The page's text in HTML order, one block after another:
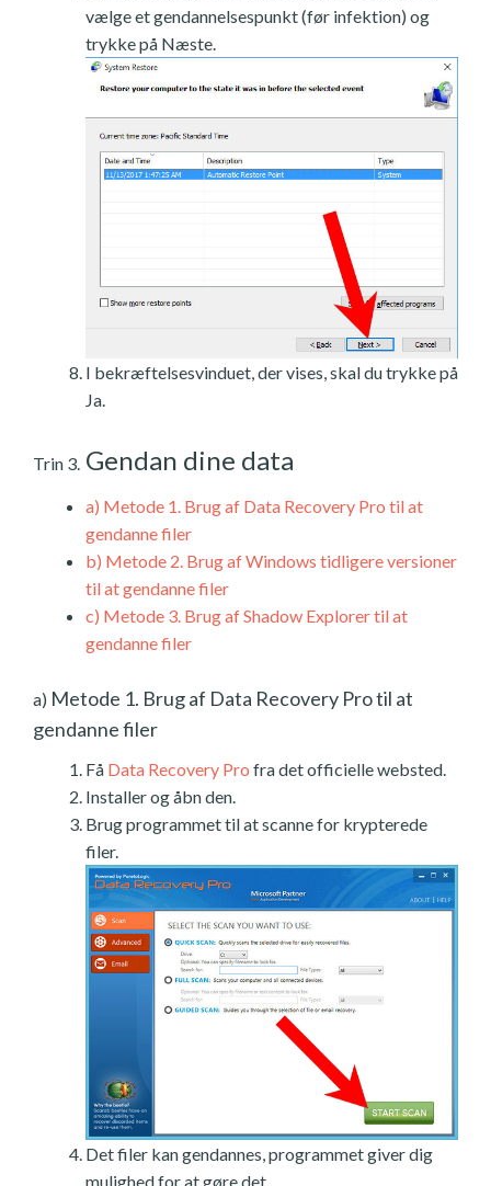
vælge et gendannelsespunkt (før infektion) og
trykke på Næste.
I bekræftelsesvinduet, der vises, skal du trykke på
Ja.
Trin 3. Gendan dine data
a) Metode 1. Brug af Data Recovery Pro til at
gendanne filer
b) Metode 2. Brug af Windows tidligere versioner
til at gendanne filer
c) Metode 3. Brug af Shadow Explorer til at
gendanne filer
a) Metode 1. Brug af Data Recovery Pro til at
gendanne filer
Få Data Recovery Pro fra det officielle websted.
Installer og åbn den.
Brug programmet til at scanne for krypterede
filer.
Det filer kan gendannes, programmet giver dig
mulighed for at gøre det.